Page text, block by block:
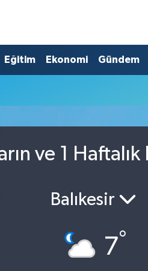
Eğitim Ekonomi Gündem
ve 1
Balıkesir
7°